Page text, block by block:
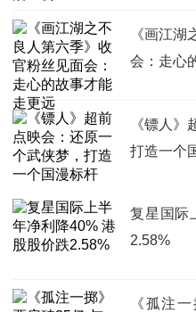
《画江
会：走心
《镖人》
打造一个
复星国际
2.58%
《孤注